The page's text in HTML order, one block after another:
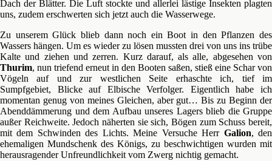
Dach der Blätter. Die Luft stockte und allerlei lästige Insekten plagten
uns, zudem erschwerten sich jetzt auch die Wasserwege.
Zu unserem Glück blieb dann noch ein Boot in den Pflanzen des
Wassers hängen. Um es wieder zu lösen mussten drei von uns ins trübe
Kalte und ziehen und zerren. Kurz darauf, als alle, abgesehen von
Thurim, nun triefend erneut in den Booten saßen, stieß eine Schar von
Vögeln auf und zur westlichen Seite erhaschte ich, tief im
Sumpfgebiet, Blicke auf Elbische Verfolger. Eigentlich habe ich
momentan genug von meines Gleichen, aber gut… Bis zu Beginn der
Abenddämmerung und dem Aufbau unseres Lagers blieb die Gruppe
außer Reichweite. Jedoch näherten sie sich, Bögen zum Schuss bereit,
mit dem Schwinden des Lichts. Meine Versuche Herr Galion, den
ehemaligen Mundschenk des Königs, zu beschwichtigen wurden mit
herausragender Unfreundlichkeit vom Zwerg nichtig gemacht.